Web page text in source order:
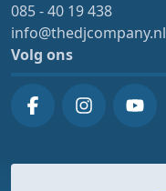
085 - 40 19 438
info@thedjcompany.nl
Volg ons